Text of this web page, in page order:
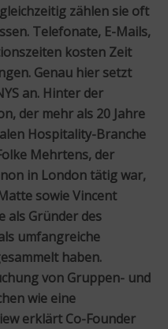
zählen sie oft
Telefonate, E-Mails,
kosten Zeit
Genau hier setzt
an. Hinter der
der mehr als 20 Jahre
Hospitality-Branche
Mehrtens, der
in London tätig war,
sowie Vincent
als Gründer des
umfangreiche
haben.
von Gruppen- und
wie eine
erklärt Co-Founder